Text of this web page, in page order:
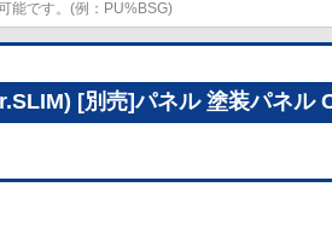
[別売]パネル 塗装パネル